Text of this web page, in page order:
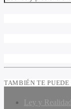
TAMBIÉN TE PUEDE
Ley y Realidad